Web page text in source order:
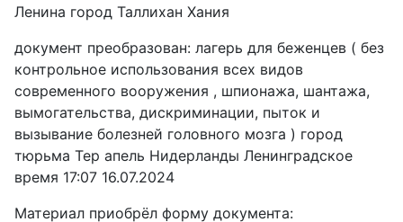
Ленина город Таллихан Хания
документ преобразован: лагерь для беженцев ( без
контрольное использования всех видов
современного вооружения , шпионажа, шантажа,
вымогательства, дискриминации, пыток и
вызывание болезней головного мозга ) город
тюрьма Тер апель Нидерланды Ленинградское
время 17:07 16.07.2024
Материал приобрёл форму документа: